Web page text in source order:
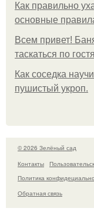
Как правильно
основные
Всем привет!
таскаться по
Как соседка
пушистый укроп.
© 2026 Зелёный сад
Контакты
Политика
Обратная связь